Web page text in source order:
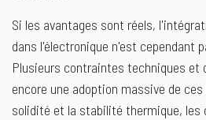
Si les avantages sont réels,
dans l'électronique n'est cependant
Plusieurs contraintes techniques et
encore une adoption massive de
solidité et la stabilité thermique,